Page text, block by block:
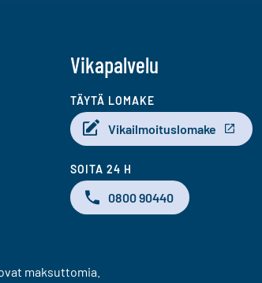
Vikapalvelu
TÄYTÄ LOMAKE
Vikailmoituslomake
SOITA 24 H
0800 90440
maksuttomia.